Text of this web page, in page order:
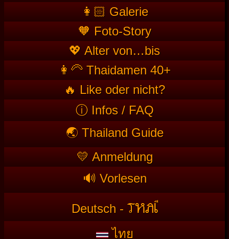
👩🏻 Galerie
🧡 Foto-Story
💖 Alter von…bis
👩‍🦳 Thaidamen 40+
🔥 Like oder nicht?
ⓘ Infos / FAQ
🌏 Thailand Guide
💛 Anmeldung
🔊 Vorlesen
Deutsch - THAI
ไทย